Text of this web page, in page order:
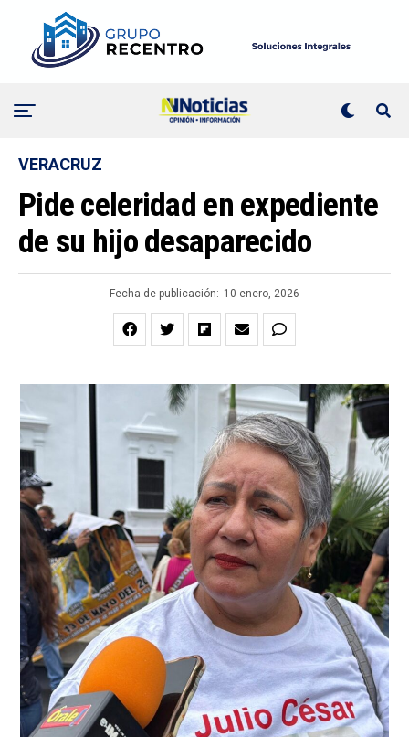
VERACRUZ
Pide celeridad en expediente
de su hijo desaparecido
Fecha de publicación: 10 enero, 2026